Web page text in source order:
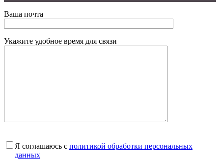
Ваша почта
Укажите удобное время для связи
Я соглашаюсь с политикой обработки персональных
данных